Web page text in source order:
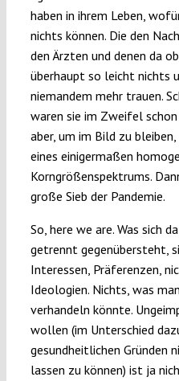
haben in ihrem Leben,
nichts können. Die den
den Ärzten und denen da
überhaupt so leicht nichts
niemandem mehr trauen.
waren sie im Zweifel
aber, um im Bild zu
eines einigermaßen
Korngrößenspektrums.
große Sieb der Pandemie.
So, here we are. Was sich
getrennt gegenübersteht,
Interessen, Präferenzen,
Ideologien. Nichts, was
verhandeln könnte.
wollen (im Unterschied
gesundheitlichen Gründen
lassen zu können) ist ja